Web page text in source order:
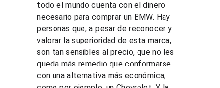
todo el mundo cuenta con el dinero
necesario para comprar un BMW. Hay
personas que, a pesar de reconocer y
valorar la superioridad de esta marca,
son tan sensibles al precio, que no les
queda más remedio que conformarse
con una alternativa más económica,